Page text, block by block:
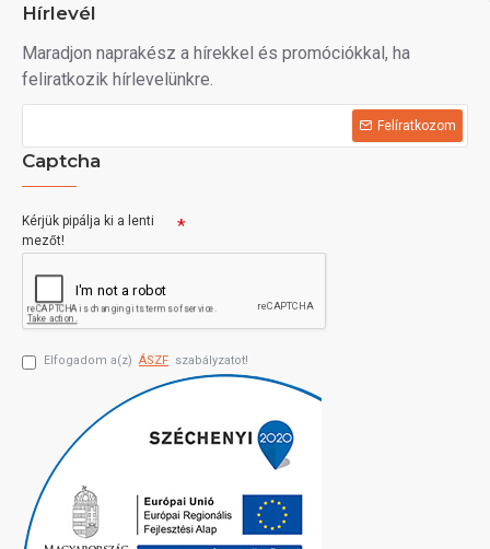
Hírlevél
Maradjon naprakész a hírekkel és promóciókkal, ha
feliratkozik hírlevelünkre.
Felíratkozom
Captcha
Kérjük pipálja ki a lenti
mezőt!
Elfogadom a(z) ÁSZF szabályzatot!